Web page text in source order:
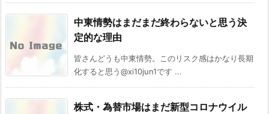
中東情勢はまだまだ終わらないと思う決
定的な理由
皆さんどうも中東情勢。このリスク感はかなり長期
化すると思う@xi10jun1です ...
株式・為替市場はまだ新型コロナウイル